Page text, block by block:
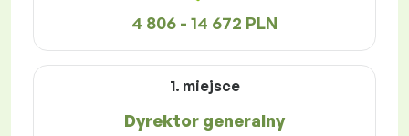
4 806 - 14 672 PLN
1. miejsce
Dyrektor generalny